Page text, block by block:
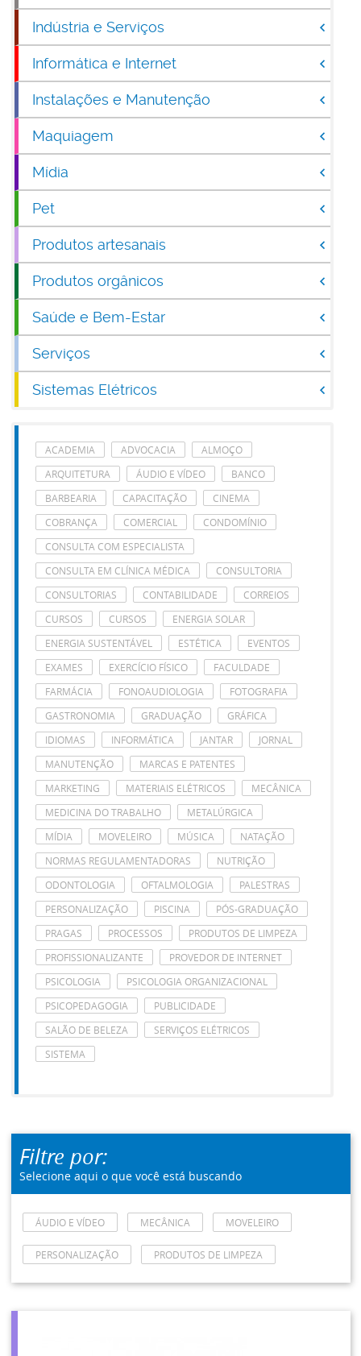
Indústria e Serviços
Informática e Internet
Instalações e Manutenção
Maquiagem
Mídia
Pet
Produtos artesanais
Produtos orgânicos
Saúde e Bem-Estar
Serviços
Sistemas Elétricos
ACADEMIA ADVOCACIA
ALMOÇO
ARQUITETURA
ÁUDIO E VÍDEO
BANCO
BARBEARIA
CAPACITAÇÃO
CINEMA
COBRANÇA
COMERCIAL
CONDOMÍNIO
CONSULTA COM ESPECIALISTA
CONSULTA EM CLÍNICA MÉDICA
CONSULTORIA
CONSULTORIAS
CONTABILIDADE
CORREIOS
CURSOS
CURSOS
ENERGIA SOLAR
ENERGIA SUSTENTÁVEL
ESTÉTICA
EVENTOS
EXAMES
EXERCÍCIO FÍSICO
FACULDADE
FARMÁCIA
FONOAUDIOLOGIA
FOTOGRAFIA
GASTRONOMIA
GRADUAÇÃO
GRÁFICA
IDIOMAS
INFORMÁTICA JANTAR
JORNAL
MANUTENÇÃO
MARCAS E PATENTES
MARKETING
MATERIAIS ELÉTRICOS
MECÂNICA
MEDICINA DO TRABALHO
METALÚRGICA
MÍDIA
MOVELEIRO MÚSICA
NATAÇÃO
NORMAS REGULAMENTADORAS
NUTRIÇÃO
ODONTOLOGIA
OFTALMOLOGIA
PALESTRAS
PERSONALIZAÇÃO
PISCINA
PÓS-GRADUAÇÃO
PRAGAS
PROCESSOS
PRODUTOS DE LIMPEZA
PROFISSIONALIZANTE
PROVEDOR DE INTERNET
PSICOLOGIA
PSICOLOGIA ORGANIZACIONAL
PSICOPEDAGOGIA
PUBLICIDADE
SALÃO DE BELEZA
SERVIÇOS ELÉTRICOS
SISTEMA
Filtre por:
Selecione aqui o que você está buscando
ÁUDIO E VÍDEO MECÂNICA MOVELEIRO
PERSONALIZAÇÃO PRODUTOS DE LIMPEZA